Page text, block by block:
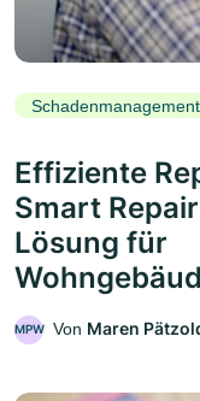
Effiziente
Smart
Lösung für
MPW Von Maren